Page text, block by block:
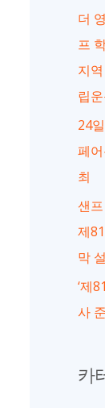
더
프
지
립
24
페
최
샌
제
막
‘제
사
카